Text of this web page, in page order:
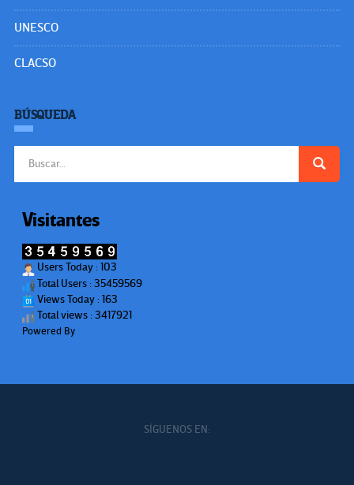
UNESCO
CLACSO
BÚSQUEDA
Visitantes
Users Today : 103
Total Users : 35459569
Views Today : 163
Total views : 3417921
Powered By
SÍGUENOS EN: